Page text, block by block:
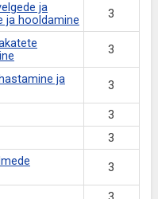
ja
ja hooldamine
3
3
ja
3
3
3
3